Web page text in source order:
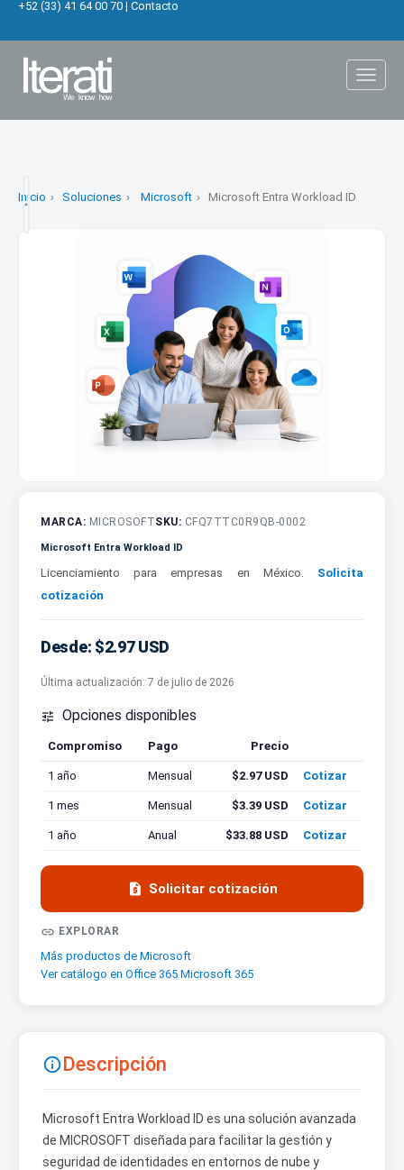
+52 (33) 41 64 00 70 | Contacto
Inicio Soluciones Microsoft Microsoft Entra Workload ID
MARCA: MICROSOFTSKU: CFQ7TTC0R9QB-0002
Microsoft Entra Workload ID
Licenciamiento para empresas en México. Solicita
cotización
Desde: $2.97 USD
Última actualización: 7 de julio de 2026
 Opciones disponibles
Compromiso Pago Precio
1 año
Mensual $2.97 USD Cotizar
1 mes Mensual $3.39 USD Cotizar
1 año Anual $33.88 USD Cotizar
 Solicitar cotización
 EXPLORAR
Más productos de Microsoft
Ver catálogo en Office 365 Microsoft 365
Descripción
Microsoft Entra Workload ID es una solución avanzada
de MICROSOFT diseñada para facilitar la gestión y
seguridad de identidades en entornos de nube y